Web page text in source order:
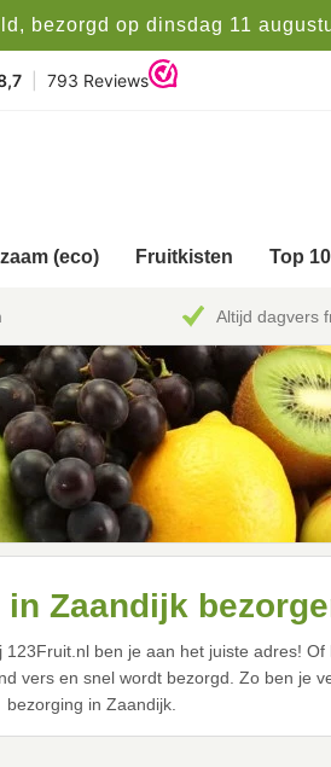
bezorgd op dinsdag 11
(eco) Fruitkisten Top
Altijd dagvers
Zaandijk
123Fruit.nl ben je aan het juiste adres!
vers en snel wordt bezorgd. Zo ben je
bezorging in Zaandijk.